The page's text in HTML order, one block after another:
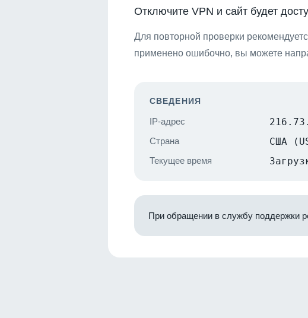
Отключите VPN и сайт будет
Для повторной проверки
применено ошибочно, вы можете
СВЕДЕНИЯ
IP-адрес
Страна США
Текущее время
При обращении в службу поддержки